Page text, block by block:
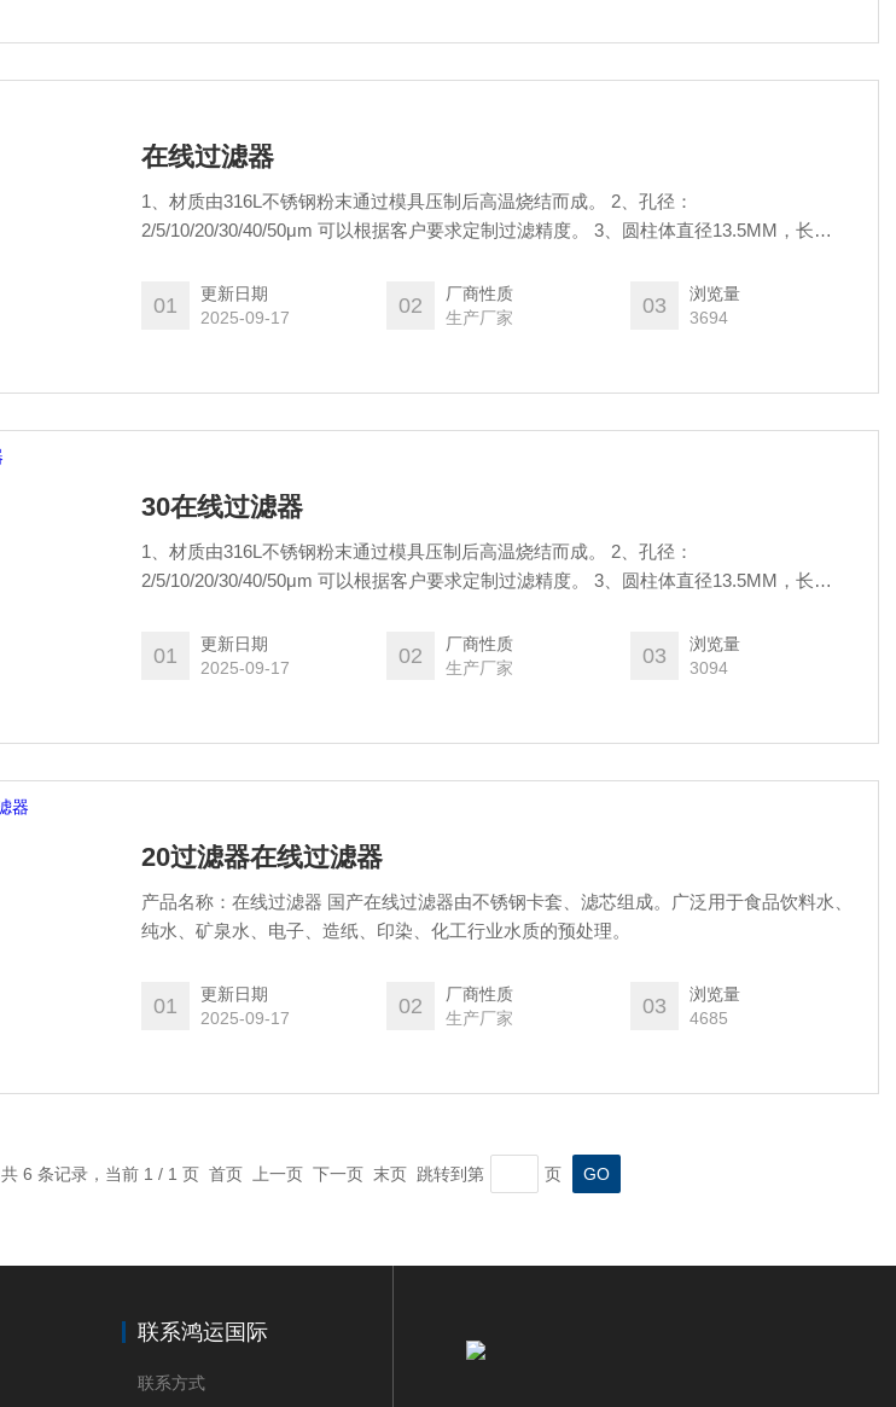
在线过滤器
1、材质由316L不锈钢粉末通过模具压制后高温烧结而成。 2、孔径：
2/5/10/20/30/40/50μm 可以根据客户要求定制过滤精度。 3、圆柱体直径13.5MM，长
输液泵.放置于流动相溶剂瓶中，过滤杂质！通用于各种HPLC机型.
01
更新日期
2025-09-17
02
厂商性质
生产厂家
03
浏览量
3694
30在线过滤器
1、材质由316L不锈钢粉末通过模具压制后高温烧结而成。 2、孔径：
2/5/10/20/30/40/50μm 可以根据客户要求定制过滤精度。 3、圆柱体直径13.5MM，长
输液泵.放置于流动相溶剂瓶中，过滤杂质！通用于各种HPLC机型.
01
更新日期
2025-09-17
02
厂商性质
生产厂家
03
浏览量
3094
20过滤器在线过滤器
产品名称：在线过滤器 国产在线过滤器由不锈钢卡套、滤芯组成。广泛用于食品饮料水、
纯水、矿泉水、电子、造纸、印染、化工行业水质的预处理。
01
更新日期
2025-09-17
02
厂商性质
生产厂家
03
浏览量
4685
共 6 条记录，当前 1 / 1 页 首页 上一页 下一页 末页 跳转到第 页
联系鸿运国际
联系方式